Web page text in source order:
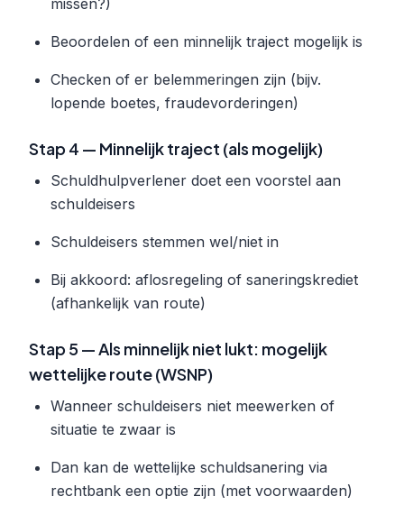
Beoordelen of een minnelijk traject mogelijk is
Checken of er belemmeringen zijn (bijv.
lopende boetes, fraudevorderingen)
Stap 4 — Minnelijk traject (als mogelijk)
Schuldhulpverlener doet een voorstel aan
schuldeisers
Schuldeisers stemmen wel/niet in
Bij akkoord: aflosregeling of saneringskrediet
(afhankelijk van route)
Stap 5 — Als minnelijk niet lukt: mogelijk
wettelijke route (WSNP)
Wanneer schuldeisers niet meewerken of
situatie te zwaar is
Dan kan de wettelijke schuldsanering via
rechtbank een optie zijn (met voorwaarden)